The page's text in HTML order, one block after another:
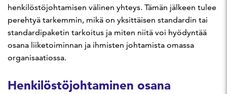
henkilöstöjohtamisen välinen yhteys. Tämän jälkeen tulee
perehtyä tarkemmin, mikä on yksittäisen standardin tai
standardipaketin tarkoitus ja miten niitä voi hyödyntää
osana liiketoiminnan ja ihmisten johtamista omassa
organisaatiossa.
Henkilöstöjohtaminen osana